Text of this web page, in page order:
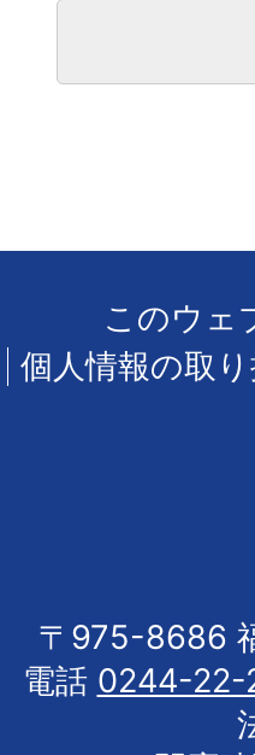
このウェ
個人情報の取
〒975-8686
電話 0244-22-